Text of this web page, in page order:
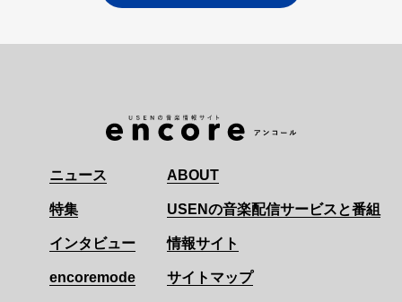
ニュース
特集
インタビュー
encoremode
ABOUT
USENの音楽配信サービスと番組
情報サイト
サイトマップ